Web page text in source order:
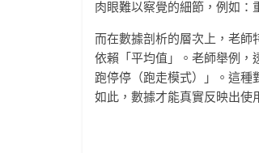
肉眼難以察覺的細節，例如：
而在數據剖析的層次上，老師
依賴「平均值」。老師舉例，
跑停停（跑走模式）」。這種
如此，數據才能真實反映出使